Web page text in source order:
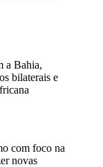
a Bahia,
bilaterais e
com foco na
novas